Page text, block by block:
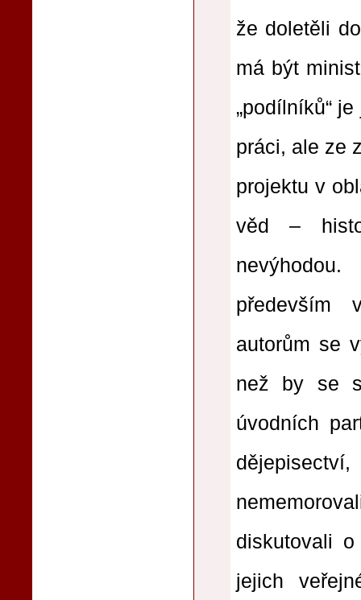
že doletěli
má být
„podílníků“
práci, ale ze
projektu v
věd –
především
autorům se
než by se
úvodních
diskutovali
jejich